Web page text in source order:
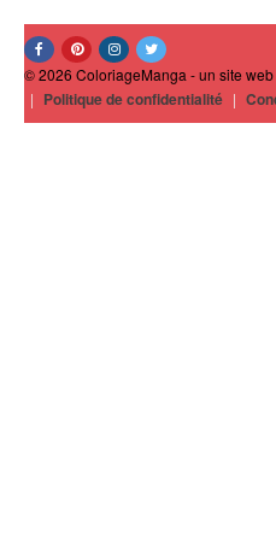
© 2026 ColoriageManga - un site
| Politique de confidentialité |